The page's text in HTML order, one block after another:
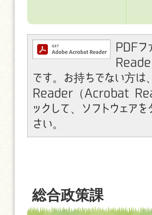
PDFフ
です。お持ちでない方
Reader（Acrobat
ックして、ソフトウェア
さい。
総合政策課